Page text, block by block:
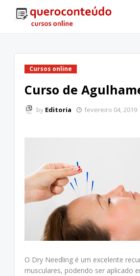
Cursos online
Curso de
by Editoria fevereiro 04, 2019
O Dry Needling é um excelente
musculares, podendo ser aplicado